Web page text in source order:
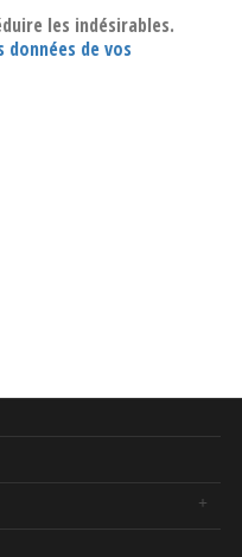
les indésirables.
données de vos